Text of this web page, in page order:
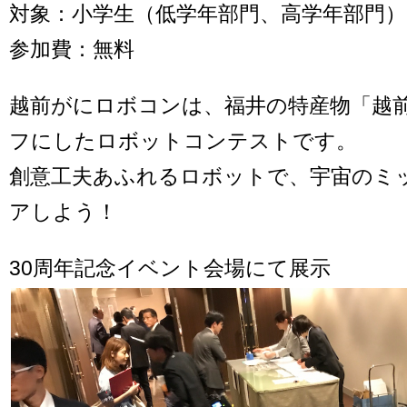
対象：小学生（低学年部門、高学年部門）
参加費：無料
越前がにロボコンは、福井の特産物「越
フにしたロボットコンテストです。
創意工夫あふれるロボットで、宇宙のミ
アしよう！
30周年記念イベント会場にて展示